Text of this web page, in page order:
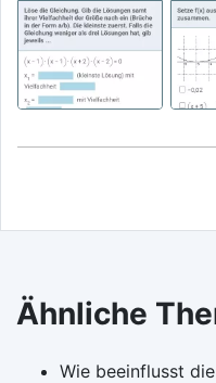
Ähnliche
Wie beeinflusst